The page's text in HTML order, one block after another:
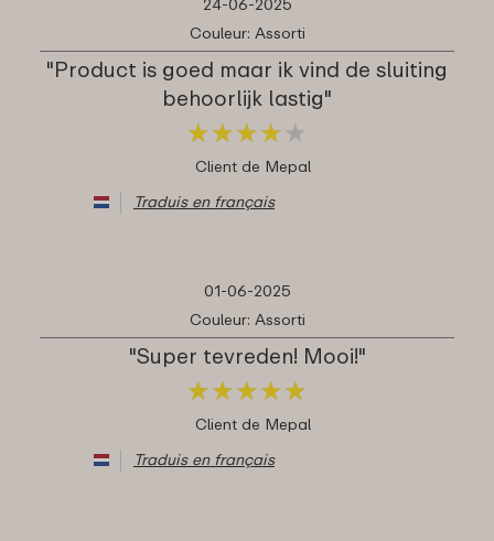
Couleur: Assorti
"Product is goed maar ik vind de sluiting
behoorlijk lastig"
★★★★ ★
★★★★ ★
Client de Mepal
Traduis en français
01-06-2025
Couleur: Assorti
"Super tevreden! Mooi!"
★★★★★
★★★★★
Client de Mepal
Traduis en français